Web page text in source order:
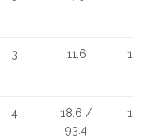
3 11.6 1
4
18.6 /
93.4
1